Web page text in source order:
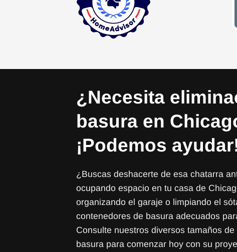
¿Necesita
basura en
¡Podemos
¿Buscas deshacerte de esa chatarra
ocupando espacio en tu casa de
organizando el garaje o limpiando el
contenedores de basura adecuados
Consulte nuestros diversos tamaños
basura para comenzar hoy con su